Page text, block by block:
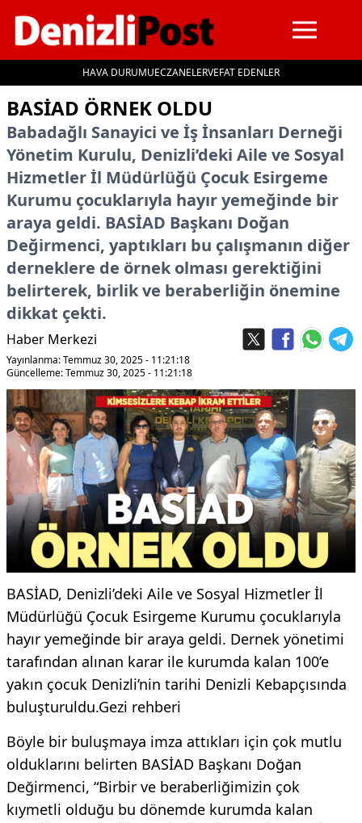
HAVA DURUMUECZANELERVEFAT EDENLER
İçeriğe geç
BASİAD ÖRNEK OLDU
Babadağlı Sanayici ve İş İnsanları Derneği
Yönetim Kurulu, Denizli’deki Aile ve Sosyal
Hizmetler İl Müdürlüğü Çocuk Esirgeme
Kurumu çocuklarıyla hayır yemeğinde bir
araya geldi. BASİAD Başkanı Doğan
Değirmenci, yaptıkları bu çalışmanın diğer
derneklere de örnek olması gerektiğini
belirterek, birlik ve beraberliğin önemine
dikkat çekti.
Haber Merkezi
Yayınlanma: Temmuz 30, 2025 - 11:21:18
Güncelleme: Temmuz 30, 2025 - 11:21:18
BASİAD, Denizli’deki Aile ve Sosyal Hizmetler İl
Müdürlüğü Çocuk Esirgeme Kurumu çocuklarıyla
hayır yemeğinde bir araya geldi. Dernek yönetimi
tarafından alınan karar ile kurumda kalan 100’e
yakın çocuk Denizli’nin tarihi Denizli Kebapçısında
buluşturuldu.Gezi rehberi
Böyle bir buluşmaya imza attıkları için çok mutlu
olduklarını belirten BASİAD Başkanı Doğan
Değirmenci, “Birbir ve beraberliğimizin çok
kıymetli olduğu bu dönemde kurumda kalan